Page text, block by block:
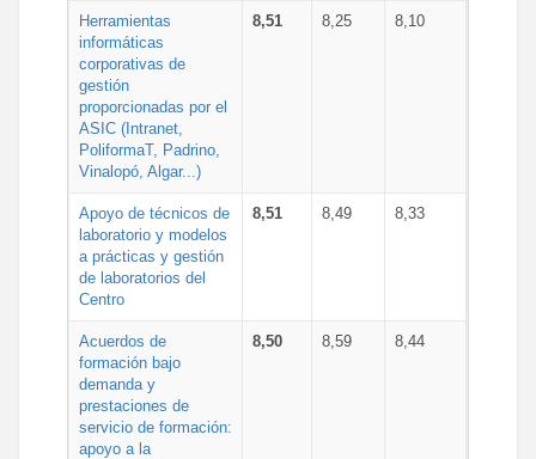
Herramientas
informáticas
corporativas de
gestión
proporcionadas por el
ASIC (Intranet,
PoliformaT, Padrino,
Vinalopó, Algar...)
8,51 8,25 8,10
Apoyo de técnicos de
laboratorio y modelos
a prácticas y gestión
de laboratorios del
Centro
8,51 8,49 8,33
Acuerdos de
formación bajo
demanda y
prestaciones de
servicio de formación:
apoyo a la
8,50 8,59 8,44